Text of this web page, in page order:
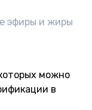
эфиры и жиры
можно
в